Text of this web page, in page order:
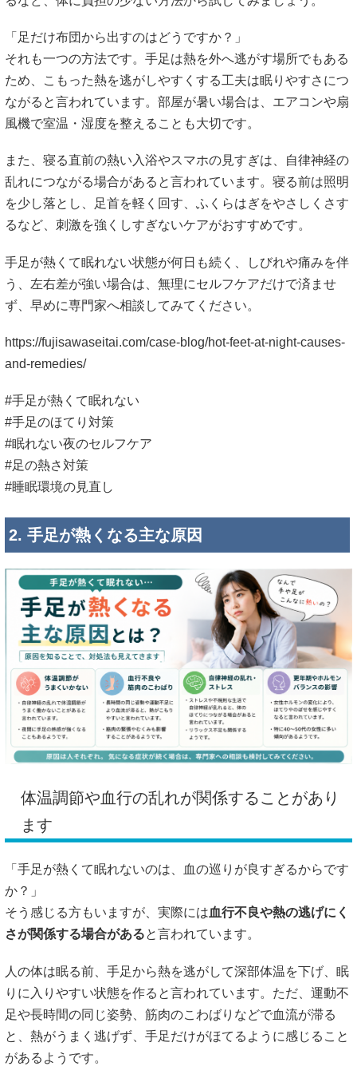
「足だけ布団から出すのはどうですか？」
それも一つの方法です。手足は熱を外へ逃がす場所でもある
ため、こもった熱を逃がしやすくする工夫は眠りやすさにつ
ながると言われています。部屋が暑い場合は、エアコンや扇
風機で室温・湿度を整えることも大切です。
また、寝る直前の熱い入浴やスマホの見すぎは、自律神経の
乱れにつながる場合があると言われています。寝る前は照明
を少し落とし、足首を軽く回す、ふくらはぎをやさしくさす
るなど、刺激を強くしすぎないケアがおすすめです。
手足が熱くて眠れない状態が何日も続く、しびれや痛みを伴
う、左右差が強い場合は、無理にセルフケアだけで済ませ
ず、早めに専門家へ相談してみてください。
https://fujisawaseitai.com/case-blog/hot-feet-at-night-causes-
and-remedies/
#手足が熱くて眠れない
#手足のほてり対策
#眠れない夜のセルフケア
#足の熱さ対策
#睡眠環境の見直し
2. 手足が熱くなる主な原因
体温調節や血行の乱れが関係することがあり
ます
「手足が熱くて眠れないのは、血の巡りが良すぎるからです
か？」
そう感じる方もいますが、実際には血行不良や熱の逃げにく
さが関係する場合があると言われています。
人の体は眠る前、手足から熱を逃がして深部体温を下げ、眠
りに入りやすい状態を作ると言われています。ただ、運動不
足や長時間の同じ姿勢、筋肉のこわばりなどで血流が滞る
と、熱がうまく逃げず、手足だけがほてるように感じること
があるようです。